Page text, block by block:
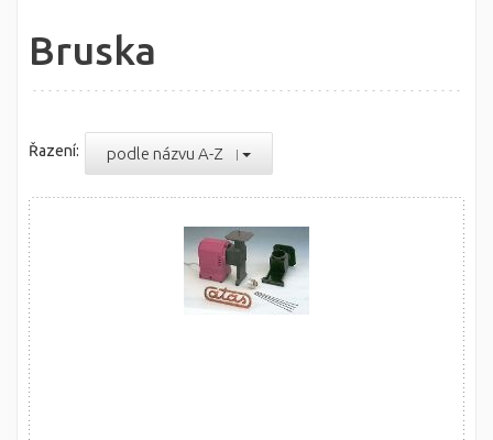
Bruska
Řazení: podle názvu A-Z